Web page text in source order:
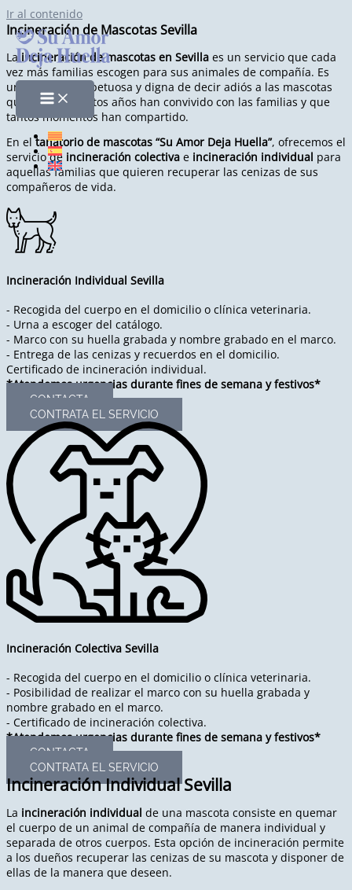
Ir al contenido
Incineración de Mascotas Sevilla
La incineración de mascotas en Sevilla es un servicio que cada
vez más familias escogen para sus animales de compañía. Es
una manera respetuosa y digna de decir adiós a las mascotas
que durante tantos años han convivido con las familias y que
tantos momentos han compartido.
En eltanatorio de mascotas “Su Amor Deja Huella”, ofrecemos el
servicio de incineración colectiva e incineración individual para
aquellas familias que quieren recuperar las cenizas de sus
compañeros de vida.
Incineración Individual Sevilla
- Recogida del cuerpo en el domicilio o clínica veterinaria.
- Urna a escoger del catálogo.
- Marco con su huella grabada y nombre grabado en el marco.
- Entrega de las cenizas y recuerdos en el domicilio.
Certificado de incineración individual.
*Atendemos urgencias durante fines de semana y festivos*
CONTACTA
CONTRATA EL SERVICIO
Incineración Colectiva Sevilla
- Recogida del cuerpo en el domicilio o clínica veterinaria.
- Posibilidad de realizar el marco con su huella grabada y
nombre grabado en el marco.
- Certificado de incineración colectiva.
*Atendemos urgencias durante fines de semana y festivos*
CONTACTA
CONTRATA EL SERVICIO
Incineración Individual Sevilla
La incineración individual de una mascota consiste en quemar
el cuerpo de un animal de compañía de manera individual y
separada de otros cuerpos. Esta opción de incineración permite
a los dueños recuperar las cenizas de su mascota y disponer de
ellas de la manera que deseen.